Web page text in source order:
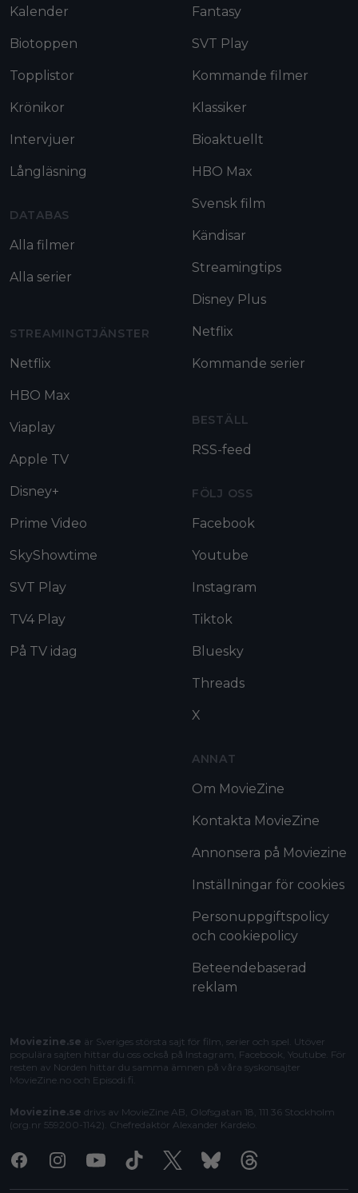
Kalender
Biotoppen
Topplistor
Krönikor
Intervjuer
Långläsning
DATABAS
Alla filmer
Alla serier
STREAMINGTJÄNSTER
Netflix
HBO Max
Viaplay
Apple TV
Disney+
Prime Video
SkyShowtime
SVT Play
TV4 Play
På TV idag
Fantasy
SVT Play
Kommande filmer
Klassiker
Bioaktuellt
HBO Max
Svensk film
Kändisar
Streamingtips
Disney Plus
Netflix
Kommande serier
BESTÄLL
RSS-feed
FÖLJ OSS
Facebook
Youtube
Instagram
Tiktok
Bluesky
Threads
X
ANNAT
Om MovieZine
Kontakta MovieZine
Annonsera på Moviezine
Inställningar för cookies
Personuppgiftspolicy
och cookiepolicy
Beteendebaserad
reklam
Moviezine.se är Sveriges största sajt för film, serier och spel. Utöver
populära sajten hittar du oss också på Instagram, Facebook, Youtube. För
resten av Norden hittar du samma ämnen på våra syskonsajter
MovieZine.no och Episodi.fi
Moviezine.se drivs av MovieZine AB, Olofsgatan 18, 111 36 Stockholm
(org.nr 559200-1142). Chefredaktör Alexander Kardelo
FacebookInstagramYoutubeTiktok X BlueskyThreads